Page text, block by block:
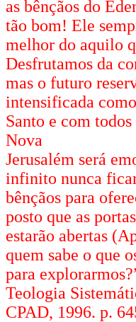
as bênçãos do
tão bom! Ele
melhor do aquilo
Desfrutamos da
mas o futuro
intensificada
Santo e com
Nova
Jerusalém será
infinito nunca
bênçãos para
posto que as
estarão abertas
quem sabe o que
para
Teologia
CPAD, 1996. p.